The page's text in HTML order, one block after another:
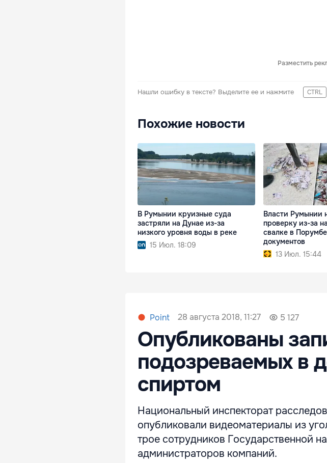
Разместить
Нашли ошибку в тексте? Выделите ее и нажмите CTRL
Похожие новости
В Румынии круизные суда
застряли на Дунае из-за
низкого уровня воды в реке
15 Июл. 18:09
Власти Румынии
проверку из-за
свалке в
документов
13 Июл. 15:44
Point 28 августа 2018, 11:27 5 127
Опубликованы
подозреваемых в
спиртом
Национальный инспекторат
опубликовали видеоматериалы из
трое сотрудников Государственной
администраторов компаний.